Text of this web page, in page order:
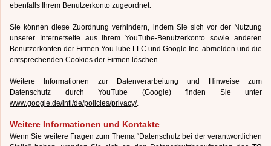
ebenfalls Ihrem Benutzerkonto zugeordnet.
Sie können diese Zuordnung verhindern, indem Sie sich vor der Nutzung
unserer Internetseite aus ihrem YouTube-Benutzerkonto sowie anderen
Benutzerkonten der Firmen YouTube LLC und Google Inc. abmelden und die
entsprechenden Cookies der Firmen löschen.
Weitere Informationen zur Datenverarbeitung und Hinweise zum
Datenschutz durch YouTube (Google) finden Sie unter
www.google.de/intl/de/policies/privacy/.
Weitere Informationen und Kontakte
Wenn Sie weitere Fragen zum Thema “Datenschutz bei der verantwortlichen